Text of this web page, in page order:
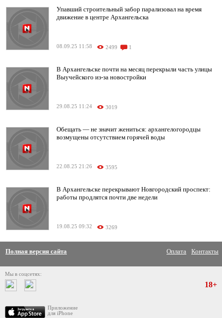
Упавший строительный забор парализовал на время
движение в центре Архангельска
08.09.25 11:58 2499 1
В Архангельске почти на месяц перекрыли часть улицы
Выучейского из-за новостройки
29.08.25 11:24 3019
Обещать — не значит жениться: архангелогородцы
возмущены отсутствием горячей воды
22.08.25 21:26 3595
В Архангельске перекрывают Новгородский проспект:
работы продлятся почти две недели
19.08.25 09:32 3269
Полная версия сайта Оплата Контакты
Мы в соцсетях:
Приложение
для iPhone
18+